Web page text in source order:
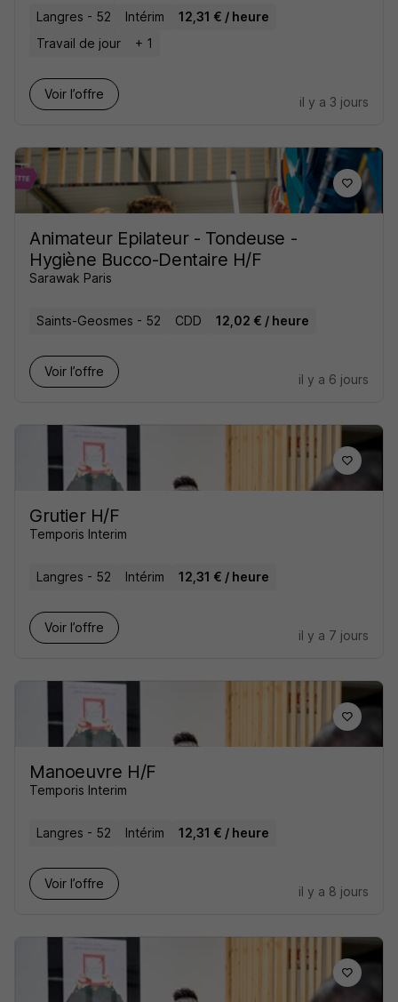
Langres - 52 Intérim
12,31 € / heure
Travail de jour
+ 1
Voir l’offre
il y a 3 jours
Animateur Epilateur - Tondeuse -
Hygiène Bucco-Dentaire H/F
Sarawak Paris
Saints-Geosmes - 52 CDD 12,02 € / heure
Voir l’offre
il y a 6 jours
Grutier H/F
Temporis Interim
Langres - 52 Intérim 12,31 € / heure
Voir l’offre
il y a 7 jours
Manoeuvre H/F
Temporis Interim
Langres - 52 Intérim 12,31 € / heure
Voir l’offre
il y a 8 jours